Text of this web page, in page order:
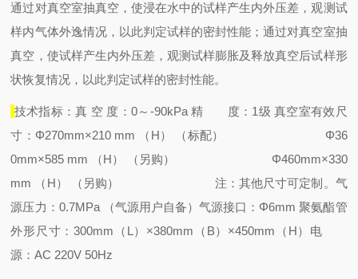
通过对真空室抽真空，使浸在水中的试样产生内外压差，观测试
样内气体外逸情况，以此判定试样的密封性能；通过对真空室抽
真空，使试样产生内外压差，观测试样膨胀及释放真空后试样形
状恢复情况，以此判定试样的密封性能。
技术指标：真 空 度：0～-90kPa 精 度：1级真空室有效尺
寸：Φ270mm×210 mm （H） （标配）
Φ36
0mm×585 mm （H） （另购）
Φ460mm×330
mm （H） （另购）
注：其他尺寸可定制。 气
源压力：0.7MPa （气源用户自备）气源接口：Φ6mm 聚氨酯管
外形尺寸：300mm（L）×380mm（B）×450mm（H） 电
源：AC 220V 50Hz